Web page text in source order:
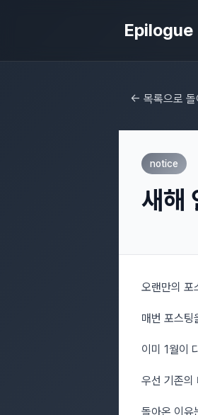
Epilogue
← 목록으로 돌
notice
새해
오랜만의 포
매번 포스팅
이미 1월이
우선 기존의
돌아온 이유